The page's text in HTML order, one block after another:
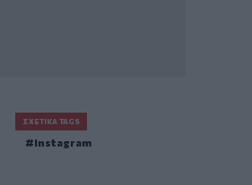
ΣΧΕΤΙΚΆ TAGS
Instagram